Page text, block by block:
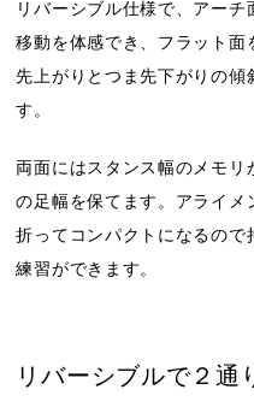
リバーシブル仕様で、アー
移動を体感でき、フラット面
先上がりとつま先下がりの傾
す。
両面にはスタンス幅のメモリ
の足幅を保てます。アライメ
折ってコンパクトになるので
練習ができます。
リバーシブルで２通